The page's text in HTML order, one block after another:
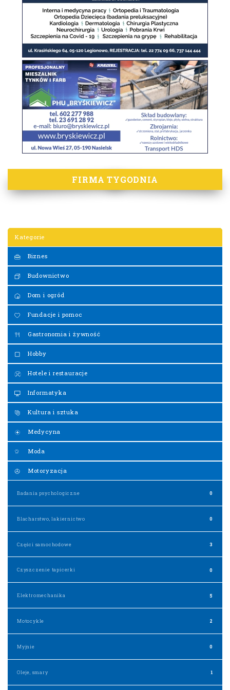
FIRMA TYGODNIA
Kategorie
Biznes
Budownictwo
Dom i ogród
Fundacje i pomoc
Gastronomia i żywność
Hobby
Hotele i restauracje
Informatyka
Kultura i sztuka
Medycyna
Moda
Motoryzacja
Badania psychologiczne 0
Blacharstwo, lakiernictwo 0
Części samochodowe 3
Czyszczenie tapicerki 0
Elektromechanika 5
Motocykle 2
Myjnie 0
Oleje, smary 1